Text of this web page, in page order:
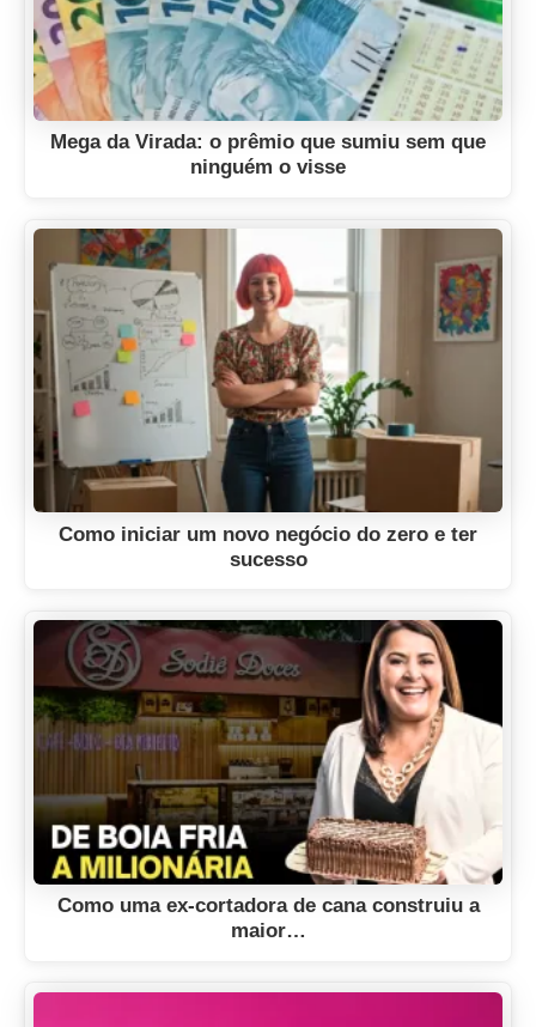
Mega da Virada: o prêmio que sumiu sem que
ninguém o visse
Como iniciar um novo negócio do zero e ter
sucesso
Como uma ex-cortadora de cana construiu a
maior…